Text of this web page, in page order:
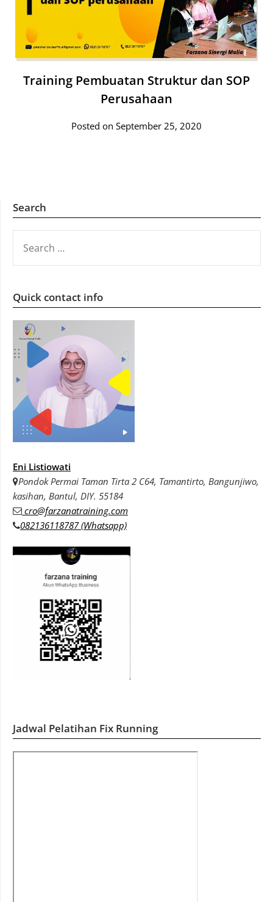
Training Pembuatan Struktur dan SOP
Perusahaan
Posted on September 25, 2020
Search
FOR:
Quick contact info
Eni Listiowati
Pondok Permai Taman Tirta 2 C64, Tamantirto, Bangunjiwo,
kasihan, Bantul, DIY. 55184
cro@farzanatraining.com
082136118787 (Whatsapp)
Jadwal Pelatihan Fix Running